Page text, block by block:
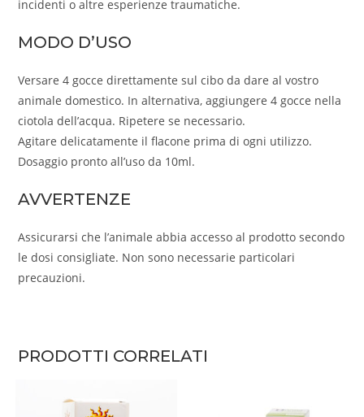
incidenti o altre esperienze traumatiche.
MODO D’USO
Versare 4 gocce direttamente sul cibo da dare al vostro
animale domestico. In alternativa, aggiungere 4 gocce nella
ciotola dell’acqua. Ripetere se necessario.
Agitare delicatamente il flacone prima di ogni utilizzo.
Dosaggio pronto all’uso da 10ml.
AVVERTENZE
Assicurarsi che l’animale abbia accesso al prodotto secondo
le dosi consigliate. Non sono necessarie particolari
precauzioni.
PRODOTTI CORRELATI